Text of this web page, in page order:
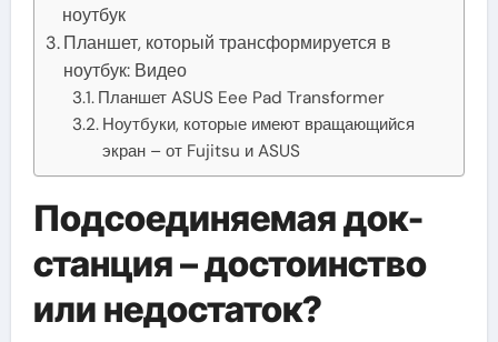
ноутбук
Планшет, который трансформируется в
ноутбук: Видео
Планшет ASUS Eee Pad Transformer
Ноутбуки, которые имеют вращающийся
экран – от Fujitsu и ASUS
Подсоединяемая док-
станция – достоинство
или недостаток?